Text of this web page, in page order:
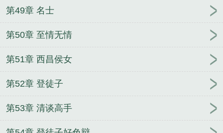
第49章 名士
第50章 至情无情
第51章 西昌侯女
第52章 登徒子
第53章 清谈高手